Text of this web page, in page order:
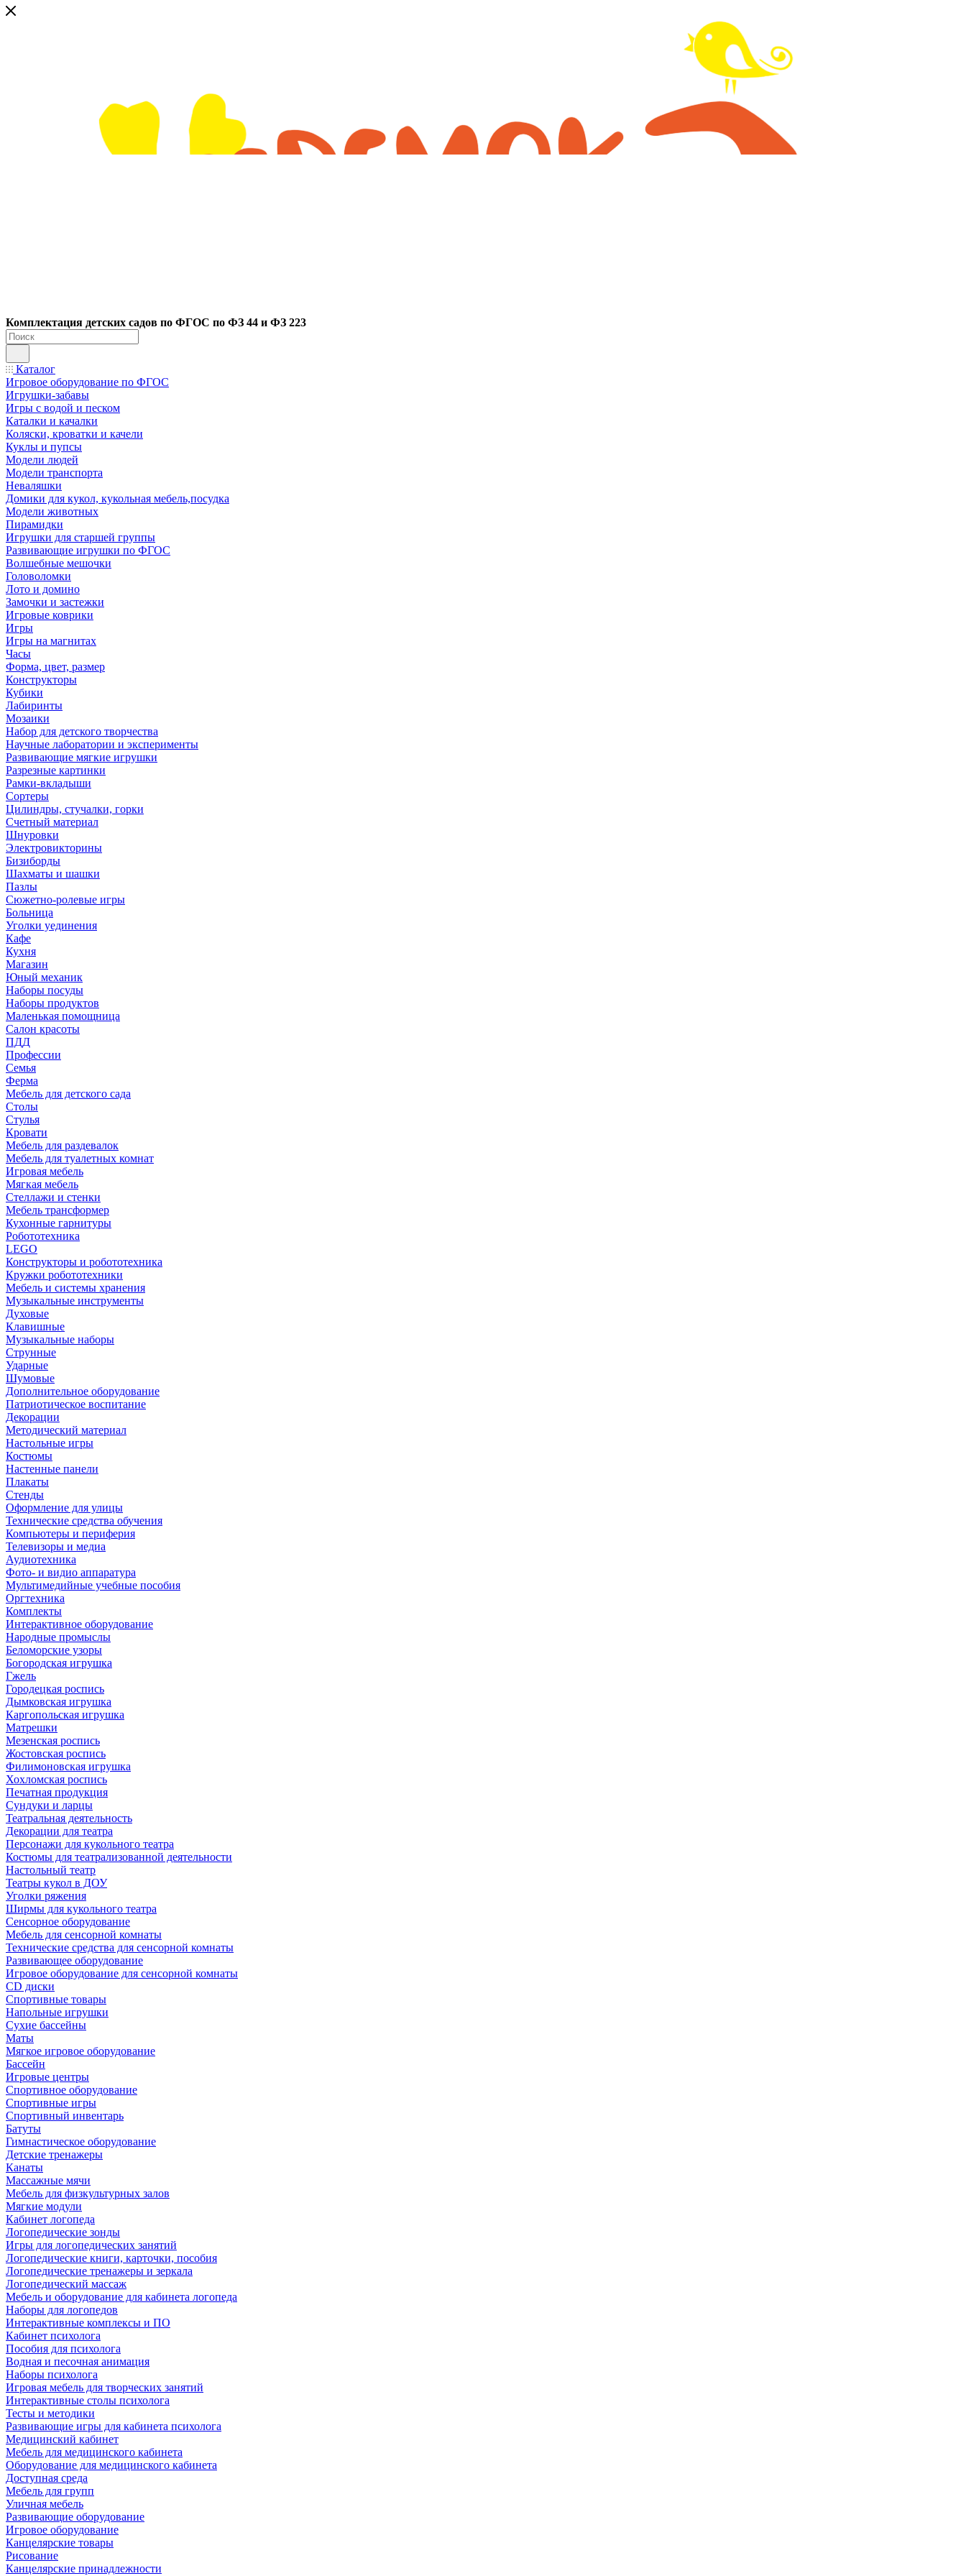
Комплектация детских садов по ФГОC по ФЗ 44 и ФЗ 223
Каталог
Игровое оборудование по ФГОС
Игрушки-забавы
Игры с водой и песком
Каталки и качалки
Коляски, кроватки и качели
Куклы и пупсы
Модели людей
Модели транспорта
Неваляшки
Домики для кукол, кукольная мебель,посудка
Модели животных
Пирамидки
Игрушки для старшей группы
Развивающие игрушки по ФГОС
Волшебные мешочки
Головоломки
Лото и домино
Замочки и застежки
Игровые коврики
Игры
Игры на магнитах
Часы
Форма, цвет, размер
Конструкторы
Кубики
Лабиринты
Мозаики
Набор для детского творчества
Научные лаборатории и эксперименты
Развивающие мягкие игрушки
Разрезные картинки
Рамки-вкладыши
Сортеры
Цилиндры, стучалки, горки
Счетный материал
Шнуровки
Электровикторины
Бизиборды
Шахматы и шашки
Пазлы
Сюжетно-ролевые игры
Больница
Уголки уединения
Кафе
Кухня
Магазин
Юный механик
Наборы посуды
Наборы продуктов
Маленькая помощница
Салон красоты
ПДД
Профессии
Семья
Ферма
Мебель для детского сада
Столы
Cтулья
Кровати
Мебель для раздевалок
Мебель для туалетных комнат
Игровая мебель
Мягкая мебель
Стеллажи и стенки
Мебель трансформер
Кухонные гарнитуры
Робототехника
LEGO
Конструкторы и робототехника
Кружки робототехники
Мебель и системы хранения
Музыкальные инструменты
Духовые
Клавишные
Музыкальные наборы
Струнные
Ударные
Шумовые
Дополнительное оборудование
Патриотическое воспитание
Декорации
Методический материал
Настольные игры
Костюмы
Настенные панели
Плакаты
Стенды
Оформление для улицы
Технические средства обучения
Компьютеры и периферия
Телевизоры и медиа
Аудиотехника
Фото- и видио аппаратура
Мультимедийные учебные пособия
Оргтехника
Комплекты
Интерактивное оборудование
Народные промыслы
Беломорские узоры
Богородская игрушка
Гжель
Городецкая роспись
Дымковская игрушка
Каргопольская игрушка
Матрешки
Мезенская роспись
Жостовская роспись
Филимоновская игрушка
Хохломская роспись
Печатная продукция
Сундуки и ларцы
Театральная деятельность
Декорации для театра
Персонажи для кукольного театра
Костюмы для театрализованной деятельности
Настольный театр
Театры кукол в ДОУ
Уголки ряжения
Ширмы для кукольного театра
Сенсорное оборудование
Мебель для сенсорной комнаты
Технические средства для сенсорной комнаты
Развивающее оборудование
Игровое оборудование для сенсорной комнаты
CD диски
Спортивные товары
Напольные игрушки
Сухие бассейны
Маты
Мягкое игровое оборудование
Бассейн
Игровые центры
Спортивное оборудование
Спортивные игры
Спортивный инвентарь
Батуты
Гимнастическое оборудование
Детские тренажеры
Канаты
Массажные мячи
Мебель для физкультурных залов
Мягкие модули
Кабинет логопеда
Логопедические зонды
Игры для логопедических занятий
Логопедические книги, карточки, пособия
Логопедические тренажеры и зеркала
Логопедический массаж
Мебель и оборудование для кабинета логопеда
Наборы для логопедов
Интерактивные комплексы и ПО
Кабинет психолога
Пособия для психолога
Водная и песочная анимация
Наборы психолога
Игровая мебель для творческих занятий
Интерактивные столы психолога
Тесты и методики
Развивающие игры для кабинета психолога
Медицинский кабинет
Мебель для медицинского кабинета
Оборудование для медицинского кабинета
Доступная среда
Мебель для групп
Уличная мебель
Развивающие оборудование
Игровое оборудование
Канцелярские товары
Рисование
Канцелярские принадлежности